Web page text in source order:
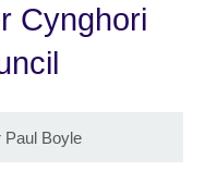
Cynghori
Paul Boyle